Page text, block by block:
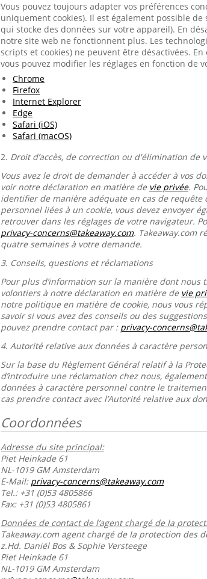
Vous pouvez toujours adapter vos préférences
uniquement cookies). Il est également possible
qui stocke des données sur votre appareil). En
notre site web ne fonctionnent plus. Les
scripts et cookies) ne peuvent être désactivées.
vous pouvez modifier les réglages en fonction de
Chrome
Firefox
Internet Explorer
Edge
Safari (iOS)
Safari (macOS)
2. Droit d’accès, de correction ou d'élimination de
Vous avez le droit de demander à accéder à vos
voir notre déclaration en matière de vie privée.
identifier de manière adéquate en cas de requête
personnel liées à un cookie, vous devez envoyer
retrouver dans les réglages de votre navigateur.
privacy-concerns@takeaway.com. Takeaway.com
quatre semaines à votre demande.
3. Conseils, questions et réclamations
Pour plus d’information sur la manière dont nous
volontiers à notre déclaration en matière de vie
notre politique en matière de cookie, nous vous
savoir si vous avez des conseils ou des
pouvez prendre contact par : privacy-
4. Autorité relative aux données à caractère
Sur la base du Règlement Général relatif à la
d’introduire une réclamation chez nous,
données à caractère personnel contre le
cas prendre contact avec l’Autorité relative aux
Coordonnées
Adresse du site principal:
Piet Heinkade 61
NL-1019 GM Amsterdam
E-Mail: privacy-concerns@takeaway.com
Tel.: +31 (0)53 4805866
Fax: +31 (0)53 4805861
Données de contact de l’agent chargé de la
Takeaway.com agent chargé de la protection des
z.Hd. Daniël Bos & Sophie Versteege
Piet Heinkade 61
NL-1019 GM Amsterdam